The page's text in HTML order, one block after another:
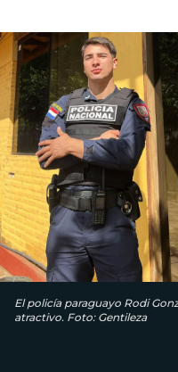
El policía paraguayo Rodi
atractivo. Foto: Gentileza